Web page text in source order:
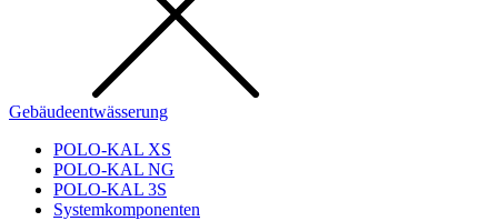
Gebäudeentwässerung
POLO-KAL XS
POLO-KAL NG
POLO-KAL 3S
Systemkomponenten